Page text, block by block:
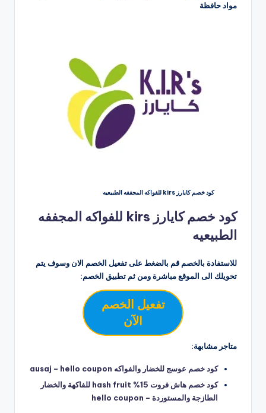
مواد حافظة
كود خصم كايارز kirs للفواكه المجففه الطبيعيه
كود خصم كايارز kirs للفواكه المجففه
الطبيعيه
للاستفادة بالخصم قم بالضغط على تفعيل الخصم الان وسوف يتم
تحويلك الى الموقع مباشرة ومن ثم تطبيق الخصم:
تفعيل الخصم
الآن
متاجر مشابهة:
كود خصم عوسج للخضار والفواكه ausaj – hello coupon
كود خصم هاش فروت 15% hash fruit للفاكهة والخضار
الطازجة والمستوردة – hello coupon